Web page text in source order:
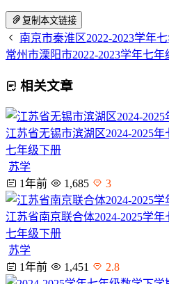
复制本文链接
南京市秦淮区2022-2023学年
常州市溧阳市2022-2023学年七
相关文章
江苏省无锡市滨湖区2024-2025
七年级下册
苏学
1年前
1,685 3
江苏省南京联合体2024-2025学
七年级下册
苏学
1年前
1,451 2.8